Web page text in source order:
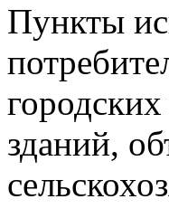
Пункты
зданий,